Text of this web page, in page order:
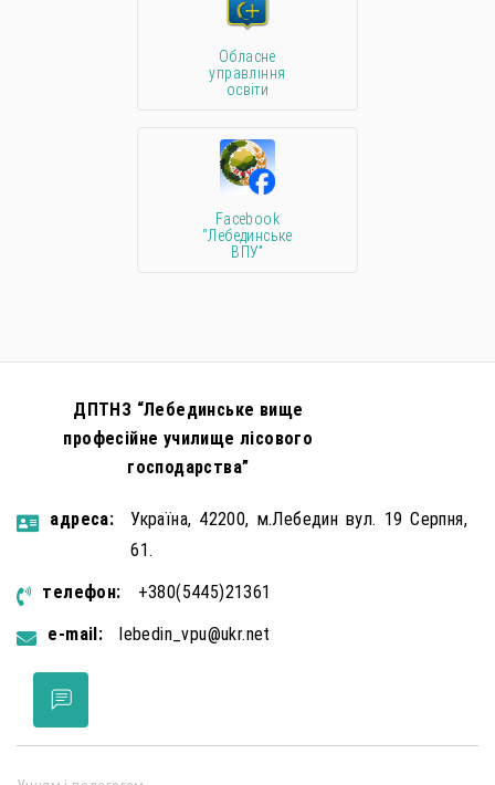
Обласне
управління
освіти
Facebook
“Лебединське
ВПУ”
ДПТНЗ “Лебединське вище
професійне училище лісового
господарства”
aдресa:
Україна, 42200, м.Лебедин вул. 19 Серпня,
61.
телефон:
+380(5445)21361
e-mail:
lebedin_vpu@ukr.net